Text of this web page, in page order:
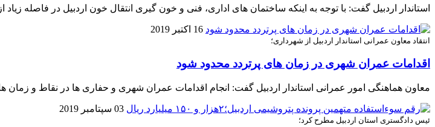
استاندار اردبیل گفت: با توجه به اینکه ساختمان های اداری، فنی و خون گیری انتقال خون اردبیل در فاصله زیاد
16 اکتبر 2019
انتقاد معاون عمرانی استاندار اردبیل از شهرداری؛
اقدامات عمران شهری در زمان های پرتردد محدود شود
معاون هماهنگی امور عمرانی استاندار اردبیل گفت: انجام اقدامات عمران شهری و حفاری ها در نقاط و زمان
03 سپتامبر 2019
ئیس دادگستری استان اردبیل مطرح کرد؛